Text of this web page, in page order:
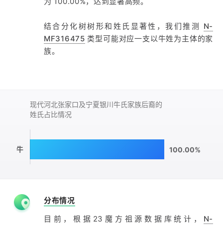
结合分化树树形和姓氏显著性，我们推测 N-
MF316475 类型可能对应一支以牛姓为主体的家
族。
现代河北张家口及宁夏银川牛氏家族后裔的
姓氏占比情况
100.00%
牛
分布情况
目前，根据23魔方祖源数据库统计， N-